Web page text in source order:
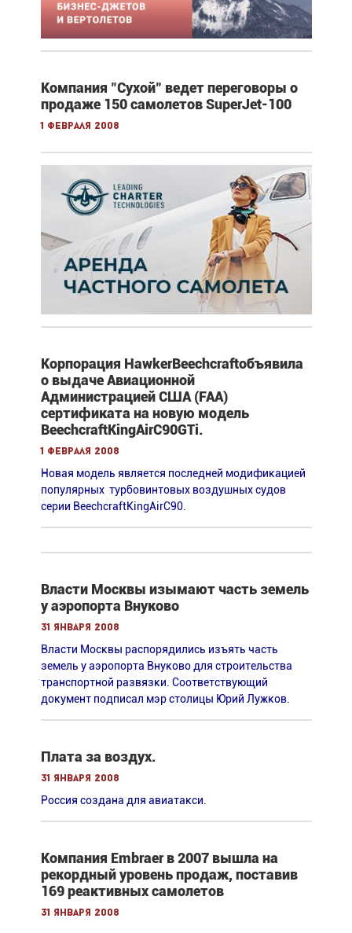
Компания "Сухой" ведет переговоры о
продаже 150 самолетов SuperJet-100
1 февраля 2008
Корпорация HawkerBeechcraftобъявила
о выдаче Авиационной
Администрацией США (FAA)
сертификата на новую модель
BeechcraftKingAirC90GTi.
1 февраля 2008
Новая модель является последней модификацией
популярных турбовинтовых воздушных судов
серии BeechcraftKingAirC90.
Власти Москвы изымают часть земель
у аэропорта Внуково
31 января 2008
Власти Москвы распорядились изъять часть
земель у аэропорта Внуково для строительства
транспортной развязки. Cоответствующий
документ подписал мэр столицы Юрий Лужков.
Плата за воздух.
31 января 2008
Россия создана для авиатакси.
Компания Embraer в 2007 вышла на
рекордный уровень продаж, поставив
169 реактивных самолетов
31 января 2008